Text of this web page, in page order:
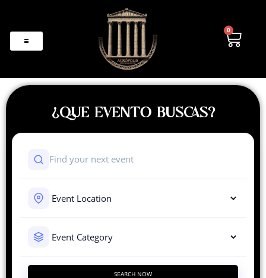
0
¿QUE EVENTO BUSCAS?
SEARCH NOW